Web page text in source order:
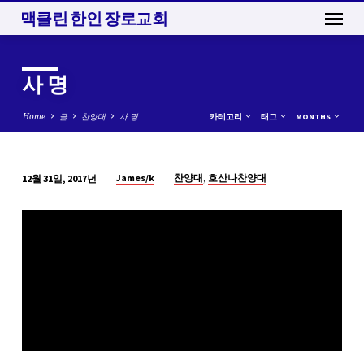
맥클린 한인 장로교회
사 명
Home 글 찬양대 사 명 카테고리 태그 MONTHS
명
12월 31일, 2017년 James/k 찬양대, 호산나찬양대